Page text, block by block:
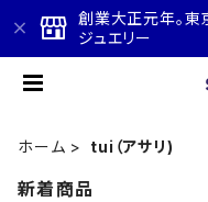
創業大正元年。
ジュエリー
ホーム tui（アサリ)
新着商品